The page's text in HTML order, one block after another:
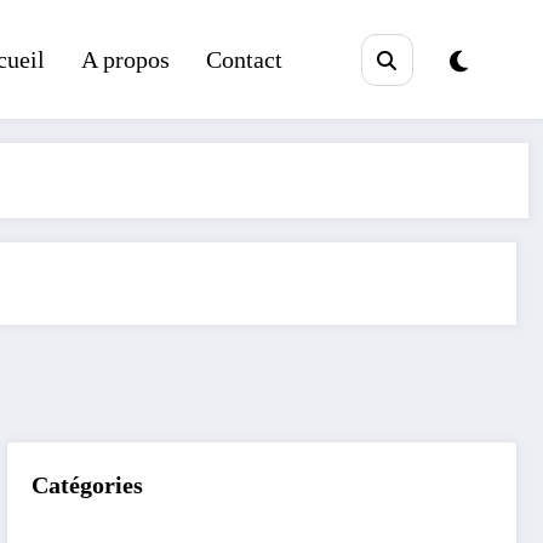
A propos Contact
Catégories